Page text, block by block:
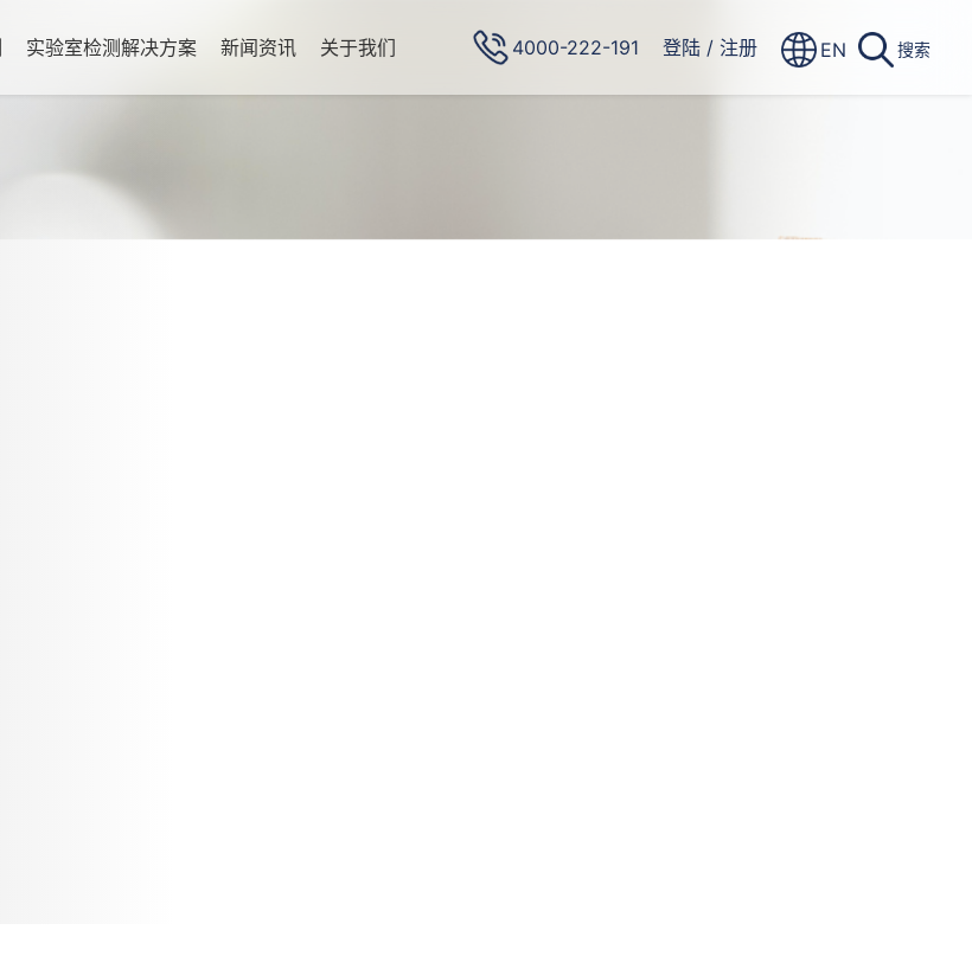
实验室检测解决方案 新闻资讯 关于我们 4000-222-191 登陆 / 注册 EN 搜索